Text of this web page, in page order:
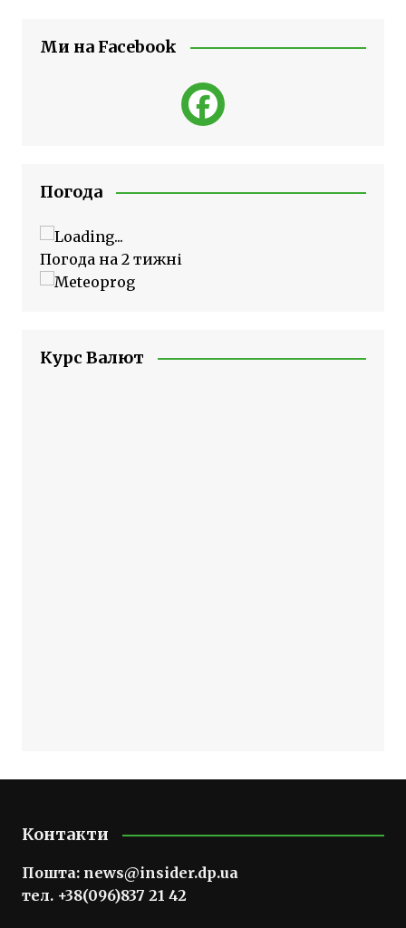
Ми на Facebook
Погода
Погода на 2 тижні
Курс Валют
Контакти
Пошта: news@insider.dp.ua
тел. +38(096)837 21 42